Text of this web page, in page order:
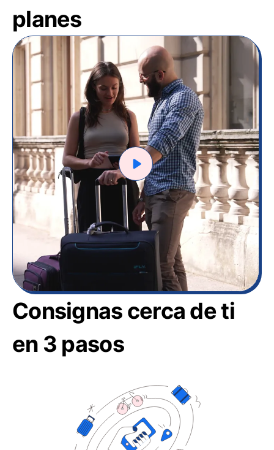
planes
Consignas cerca de ti
en 3 pasos